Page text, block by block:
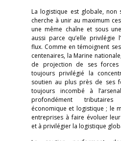
La logistique est globale, non
cherche à unir au maximum
une même chaîne et sous
aussi parce qu’elle privilégie
flux. Comme en témoignent
centenaires, la Marine
de projection de ses
toujours privilégié la
soutien au plus près de ses
toujours incombé à
profondément tributaires
économique et logistique ; le
entreprises à faire évoluer
et à privilégier la logistique